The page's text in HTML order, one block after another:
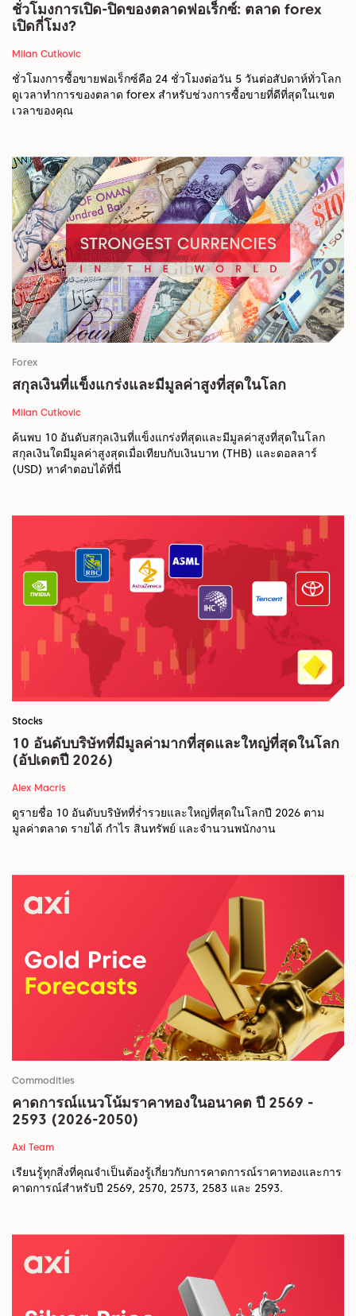
ชั่วโมงการเปิด-ปิดของตลาดฟอเร็กซ์: ตลาด forex
เปิดกี่โมง?
Milan Cutkovic
ชั่วโมงการซื้อขายฟอเร็กซ์คือ 24 ชั่วโมงต่อวัน 5 วันต่อสัปดาห์ทั่วโลก
ดูเวลาทำการของตลาด forex สำหรับช่วงการซื้อขายที่ดีที่สุดในเขต
เวลาของคุณ
Forex
สกุลเงินที่แข็งแกร่งและมีมูลค่าสูงที่สุดในโลก
Milan Cutkovic
ค้นพบ 10 อันดับสกุลเงินที่แข็งแกร่งที่สุดและมีมูลค่าสูงที่สุดในโลก
สกุลเงินใดมีมูลค่าสูงสุดเมื่อเทียบกับเงินบาท (THB) และดอลลาร์
(USD) หาคำตอบได้ที่นี่
Stocks
10 อันดับบริษัทที่มีมูลค่ามากที่สุดและใหญ่ที่สุดในโลก
(อัปเดตปี 2026)
Alex Macris
ดูรายชื่อ 10 อันดับบริษัทที่ร่ำรวยและใหญ่ที่สุดในโลกปี 2026 ตาม
มูลค่าตลาด รายได้ กำไร สินทรัพย์ และจำนวนพนักงาน
Commodities
คาดการณ์แนวโน้มราคาทองในอนาคต ปี 2569 -
2593 (2026-2050)
Axi Team
เรียนรู้ทุกสิ่งที่คุณจำเป็นต้องรู้เกี่ยวกับการคาดการณ์ราคาทองและการ
คาดการณ์สำหรับปี 2569, 2570, 2573, 2583 และ 2593.